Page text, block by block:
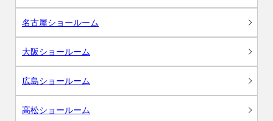
名古屋ショールーム
大阪ショールーム
広島ショールーム
高松ショールーム